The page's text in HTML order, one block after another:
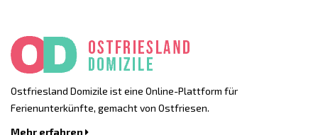
Ostfriesland Domizile ist eine Online-Plattform für
Ferienunterkünfte, gemacht von Ostfriesen.
Mehr erfahren